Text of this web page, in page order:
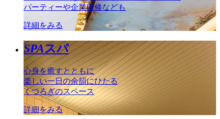
パーティーや企業研修なども
詳細をみる
SPAスパ
心身を癒すとともに
楽しい一日の余韻にひたる
くつろぎのスペース
詳細をみる